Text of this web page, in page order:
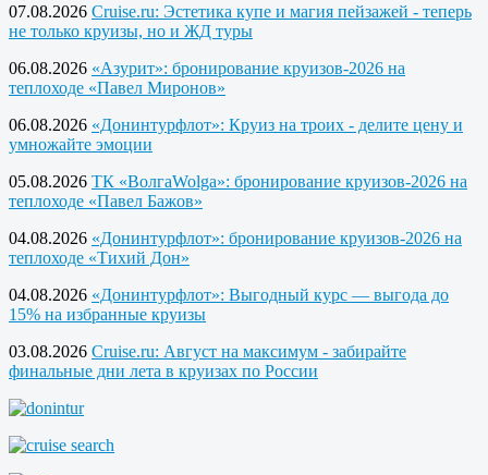
07.08.2026 Cruise.ru: Эстетика купе и магия пейзажей - теперь
не только круизы, но и ЖД туры
06.08.2026 «Азурит»: бронирование круизов-2026 на
теплоходе «Павел Миронов»
06.08.2026 «Донинтурфлот»: Круиз на троих - делите цену и
умножайте эмоции
05.08.2026 ТК «ВолгаWolga»: бронирование круизов-2026 на
теплоходе «Павел Бажов»
04.08.2026 «Донинтурфлот»: бронирование круизов-2026 на
теплоходе «Тихий Дон»
04.08.2026 «Донинтурфлот»: Выгодный курс — выгода до
15% на избранные круизы
03.08.2026 Cruise.ru: Август на максимум - забирайте
финальные дни лета в круизах по России